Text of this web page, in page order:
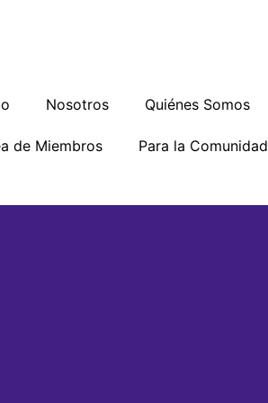
Nosotros Quiénes Somos
de Miembros Para la Comunidad